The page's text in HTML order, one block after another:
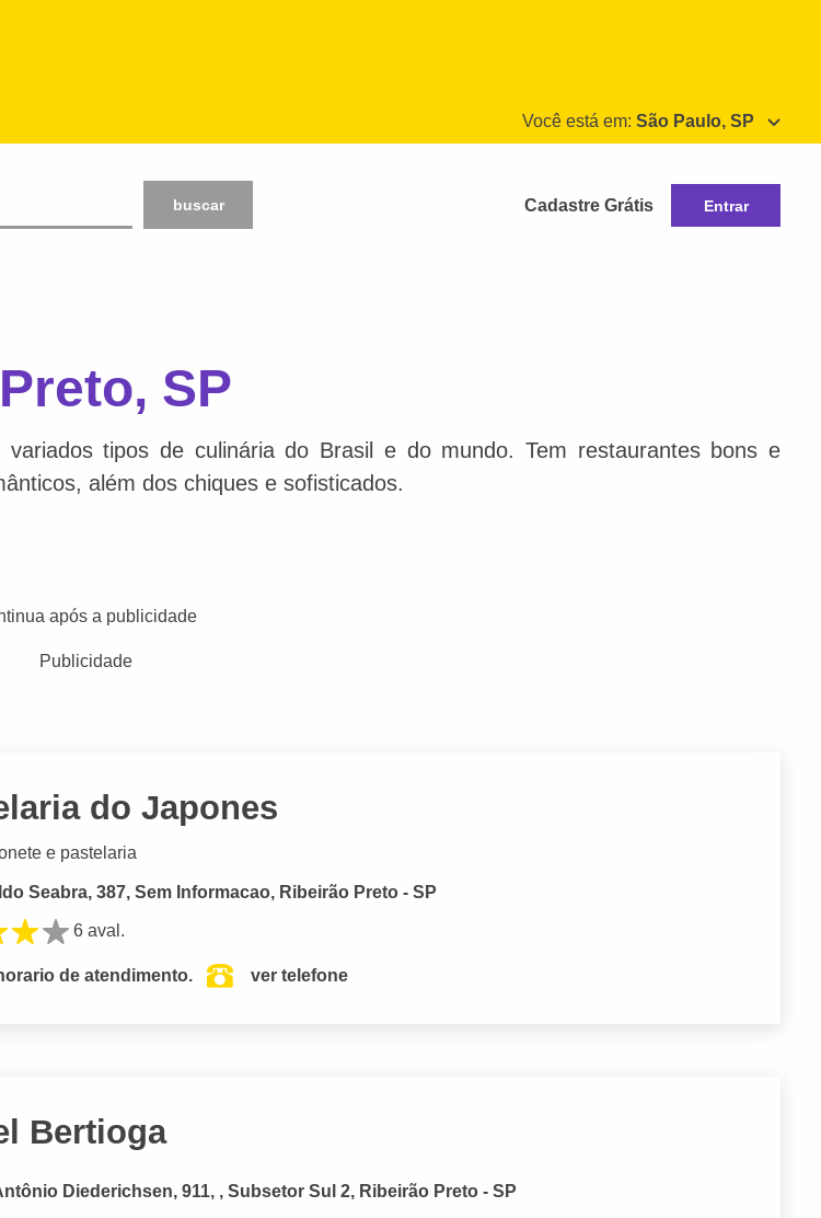
Você está em: São Paulo, SP
buscar
Cadastre Grátis Entrar
SP
tipos de culinária do Brasil e do mundo. Tem restaurantes bons e
além dos chiques e sofisticados.
após a publicidade
Publicidade
do Japones
e pastelaria
Seabra, 387, Sem Informacao, Ribeirão Preto - SP
6 aval.
de atendimento. ver telefone
Bertioga
Diederichsen, 911, , Subsetor Sul 2, Ribeirão Preto - SP